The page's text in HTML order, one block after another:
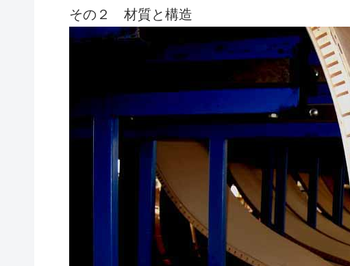
その２ 材質と構造